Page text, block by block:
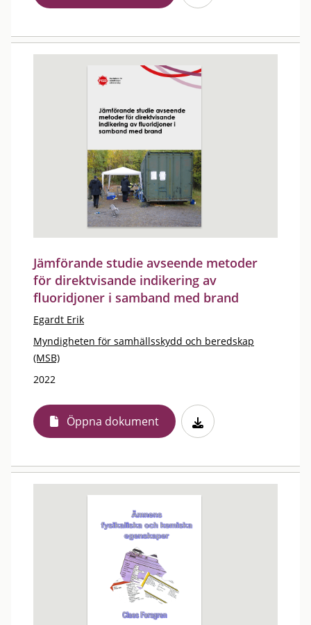
Jämförande studie avseende metoder
för direktvisande indikering av
fluoridjoner i samband med brand
Egardt Erik
Myndigheten för samhällsskydd och beredskap
(MSB)
2022
Öppna dokument